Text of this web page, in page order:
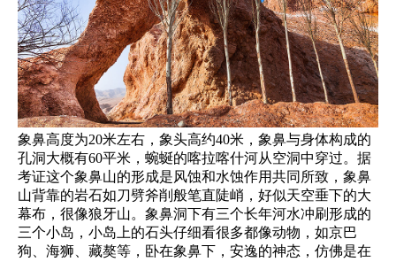
象鼻高度为20米左右，象头高约40米，象鼻与身体构成的
孔洞大概有60平米，蜿蜒的喀拉喀什河从空洞中穿过。据
考证这个象鼻山的形成是风蚀和水蚀作用共同所致，象鼻
山背靠的岩石如刀劈斧削般笔直陡峭，好似天空垂下的大
幕布，很像狼牙山。象鼻洞下有三个长年河水冲刷形成的
三个小岛，小岛上的石头仔细看很多都像动物，如京巴
狗、海狮、藏獒等，卧在象鼻下，安逸的神态，仿佛是在